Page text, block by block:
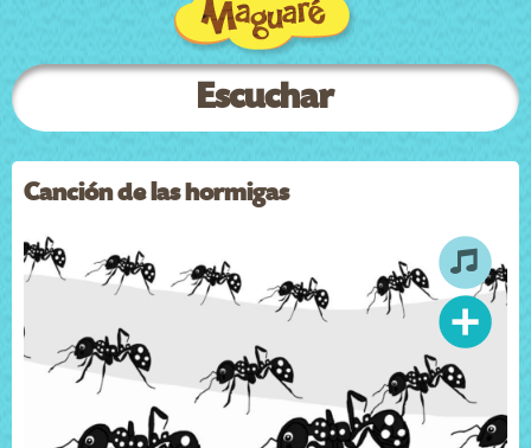
Escuchar
Canción de las hormigas